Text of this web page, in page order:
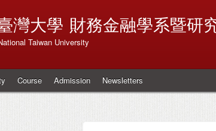
灣大學 財務金融學系暨研
Taiwan University
Course Admission Newsletters